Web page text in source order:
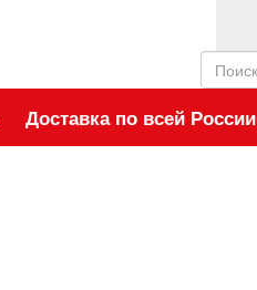
Доставка по всей России